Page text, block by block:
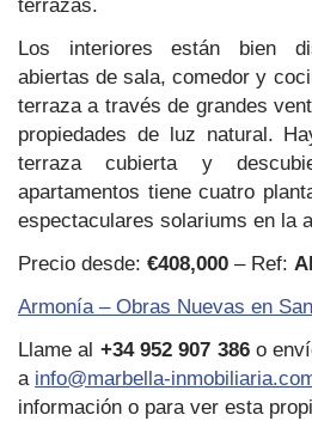
terrazas.
Los interiores están bien
abiertas de sala, comedor y
terraza a través de grandes
propiedades de luz natural.
terraza cubierta y
apartamentos tiene cuatro
espectaculares solariums en la
Precio desde: €408,000 – Ref:
Armonía – Obras Nuevas en
Llame al +34 952 907 386o
a info@marbella-
información o para ver esta